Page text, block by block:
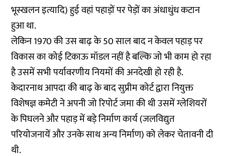
भूस्खलन इत्यादि) हुई वहां पहाड़ों पर पेड़ों का अंधाधुंध कटान
हुआ था.
लेकिन 1970 की उस बाढ़ के 50 साल बाद न केवल पहाड़ पर
विकास का कोई टिकाऊ मॉडल नहीं है बल्कि जो भी काम हो रहा
है उसमें सभी पर्यावरणीय नियमों की अनदेखी हो रही है.
केदारनाथ आपदा की बाढ़ के बाद सुप्रीम कोर्ट द्वारा नियुक्त
विशेषज्ञ कमेटी ने अपनी जो रिपोर्ट जमा की थी उसमें ग्लेशियरों
के पिघलने और पहाड़ में बड़े निर्माण कार्य (जलविद्युत
परियोजनायें और उनके साथ अन्य निर्माण) को लेकर चेतावनी दी
थी.